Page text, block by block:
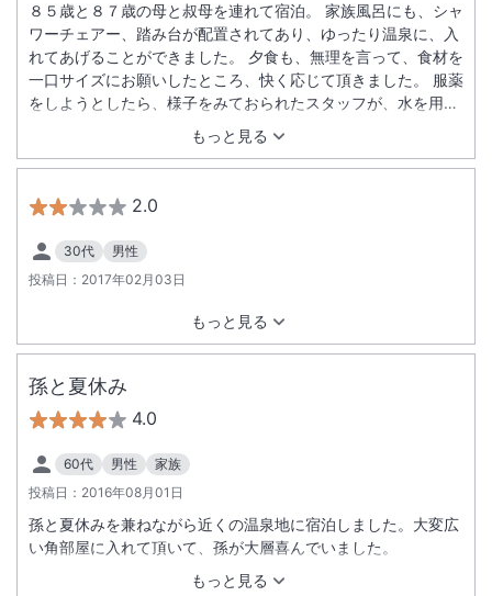
もっと見る
８５歳と８７歳の母と叔母を連れて宿泊。 家族風呂にも、シャ
ワーチェアー、踏み台が配置されてあり、ゆったり温泉に、入
れてあげることができました。 夕食も、無理を言って、食材を
一口サイズにお願いしたところ、快く応じて頂きました。 服薬
をしようとしたら、様子をみておられたスタッフが、水を用意
してくださり、 とてもありがたく、優しさを感じました。 フ
ロント、レストラン、スタッフの皆様ありがとうございまし
た。また、行きたいホテルになりました。
2.0
30代
男性
投稿日： 2017年02月03日
もっと見る
孫と夏休み
4.0
60代 男性
家族
投稿日： 2016年08月01日
もっと見る
孫と夏休みを兼ねながら近くの温泉地に宿泊しました。大変広
い角部屋に入れて頂いて、孫が大層喜んでいました。